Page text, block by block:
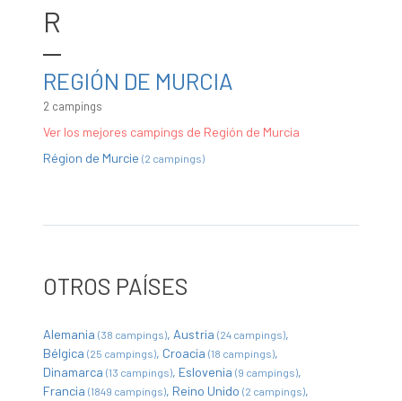
R
REGIÓN DE MURCIA
2 campings
Ver los mejores campings de Región de Murcia
Région de Murcie (2 campings)
OTROS PAÍSES
Alemania (38 campings) Austria (24 campings)
Bélgica (25 campings) Croacia (18 campings)
Dinamarca (13 campings) Eslovenia (9 campings)
Francia (1849 campings) Reino Unido (2 campings)